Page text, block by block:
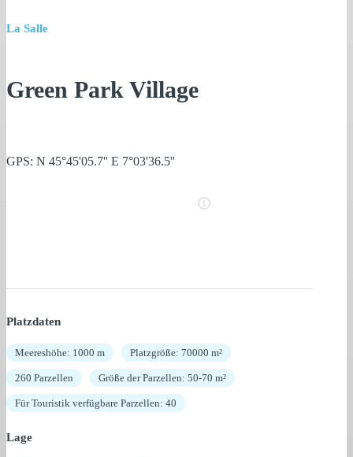
La Salle
Green Park Village
GPS: N 45°45'05.7'' E 7°03'36.5''
Platzdaten
Meereshöhe: 1000 m Platzgröße: 70000 m²
260 Parzellen Größe der Parzellen: 50-70 m²
Für Touristik verfügbare Parzellen: 40
Lage